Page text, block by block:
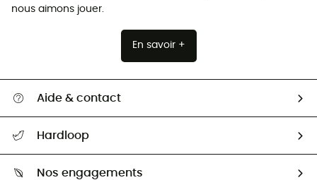
nous aimons jouer.
En savoir +
Aide & contact
Retour & remboursement
Guide des tailles
Hardloop
Nos engagements